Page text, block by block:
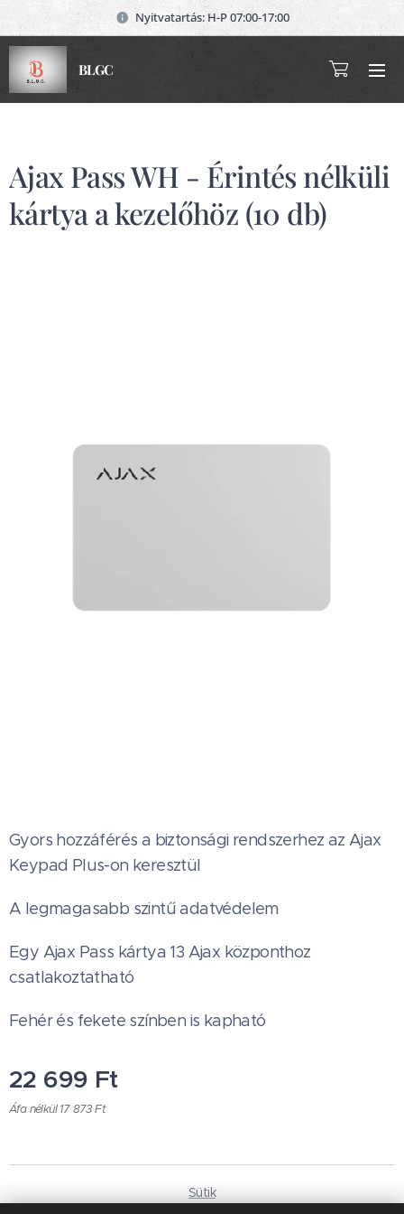
Nyitvatartás: H-P 07:00-17:00
BLGC
Ajax Pass WH - Érintés nélküli
kártya a kezelőhöz (10 db)
Gyors hozzáférés a biztonsági rendszerhez az Ajax
Keypad Plus-on keresztül
A legmagasabb szintű adatvédelem
Egy Ajax Pass kártya 13 Ajax központhoz
csatlakoztatható
Fehér és fekete színben is kapható
22 699 Ft
Áfa nélkül 17 873 Ft
Sütik